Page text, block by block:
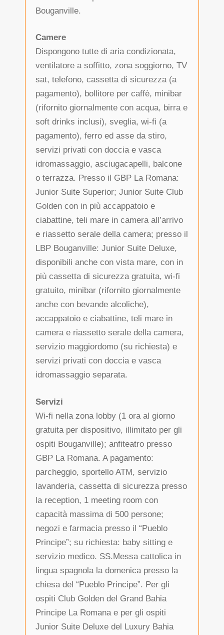
Bouganville.
Camere
Dispongono tutte di aria condizionata,
ventilatore a soffitto, zona soggiorno, TV
sat, telefono, cassetta di sicurezza (a
pagamento), bollitore per caffè, minibar
(rifornito giornalmente con acqua, birra e
soft drinks inclusi), sveglia, wi-fi (a
pagamento), ferro ed asse da stiro,
servizi privati con doccia e vasca
idromassaggio, asciugacapelli, balcone
o terrazza. Presso il GBP La Romana:
Junior Suite Superior; Junior Suite Club
Golden con in più accappatoio e
ciabattine, teli mare in camera all’arrivo
e riassetto serale della camera; presso il
LBP Bouganville: Junior Suite Deluxe,
disponibili anche con vista mare, con in
più cassetta di sicurezza gratuita, wi-fi
gratuito, minibar (rifornito giornalmente
anche con bevande alcoliche),
accappatoio e ciabattine, teli mare in
camera e riassetto serale della camera,
servizio maggiordomo (su richiesta) e
servizi privati con doccia e vasca
idromassaggio separata.
Servizi
Wi-fi nella zona lobby (1 ora al giorno
gratuita per dispositivo, illimitato per gli
ospiti Bouganville); anfiteatro presso
GBP La Romana. A pagamento:
parcheggio, sportello ATM, servizio
lavanderia, cassetta di sicurezza presso
la reception, 1 meeting room con
capacità massima di 500 persone;
negozi e farmacia presso il “Pueblo
Principe”; su richiesta: baby sitting e
servizio medico. SS.Messa cattolica in
lingua spagnola la domenica presso la
chiesa del “Pueblo Principe”. Per gli
ospiti Club Golden del Grand Bahia
Principe La Romana e per gli ospiti
Junior Suite Deluxe del Luxury Bahia